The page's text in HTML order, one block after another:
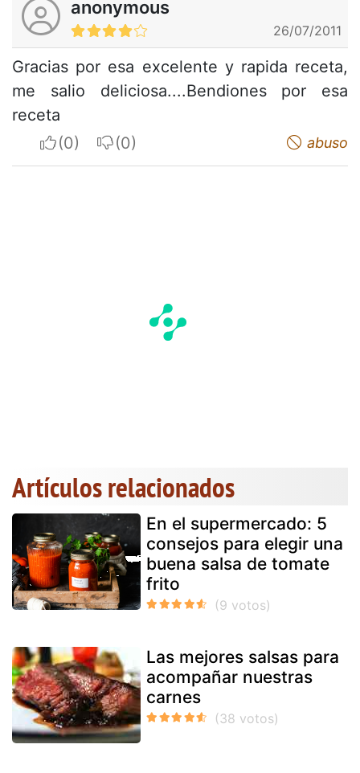
anonymous
26/07/2011
Gracias por esa excelente y rapida receta,
me salio deliciosa....Bendiones por esa
receta
I apreciateI do not appreciate abuso
Artículos relacionados
En el supermercado: 5
consejos para elegir una
buena salsa de tomate
frito
Las mejores salsas para
acompañar nuestras
carnes